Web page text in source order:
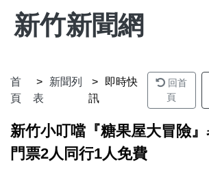
新竹新聞網
首
頁
新聞列
表
即時快
訊
回首
頁
新竹小叮噹『糖果屋大冒險
門票2人同行1人免費